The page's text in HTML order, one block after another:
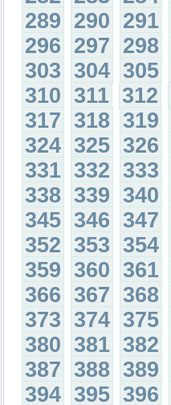
289 290 291
296 297 298
303 304 305
310 311 312
317 318 319
324 325 326
331 332 333
338 339 340
345 346 347
352 353 354
359 360 361
366 367 368
373 374 375
380 381 382
387 388 389
394 395 396